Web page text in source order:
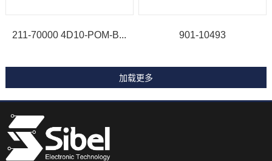
211-70000 4D10-POM-B... 901-10493